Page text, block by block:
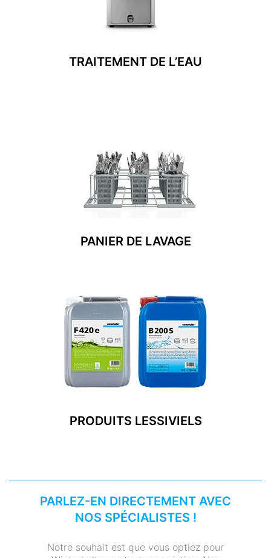
TRAITEMENT DE L’EAU
PANIER DE LAVAGE
PRODUITS LESSIVIELS
PARLEZ-EN DIRECTEMENT AVEC
NOS SPÉCIALISTES !
Notre souhait est que vous optiez pour